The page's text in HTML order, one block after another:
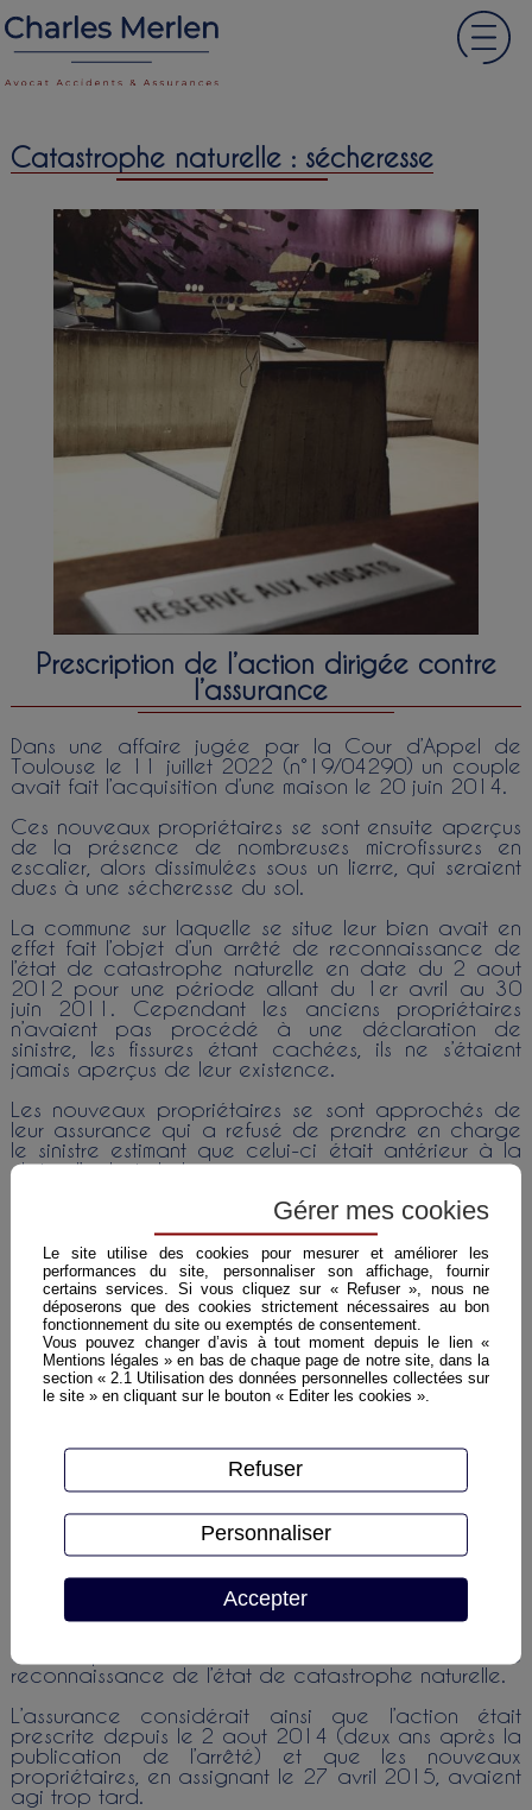
Catastrophe naturelle : sécheresse
Prescription de l’action dirigée contre
l’assurance
Dans une affaire jugée par la Cour d’Appel de
Toulouse le 11 juillet 2022 (n°19/04290) un couple
avait fait l’acquisition d’une maison le 20 juin 2014.
Ces nouveaux propriétaires se sont ensuite aperçus
de la présence de nombreuses microfissures en
escalier, alors dissimulées sous un lierre, qui seraient
dues à une sécheresse du sol.
La commune sur laquelle se situe leur bien avait en
effet fait l’objet d’un arrêté de reconnaissance de
l’état de catastrophe naturelle en date du 2 aout
2012 pour une période allant du 1er avril au 30
juin 2011. Cependant les anciens propriétaires
n’avaient pas procédé à une déclaration de
sinistre, les fissures étant cachées, ils ne s’étaient
jamais aperçus de leur existence.
Les nouveaux propriétaires se sont approchés de
leur assurance qui a refusé de prendre en charge
le sinistre estimant que celui-ci était antérieur à la
date d’achat de la maison.
Ils se sont alors tournés vers les vendeurs ainsi que
vers l’assurance qui garantissait le bien à l’époque
de la catastrophe naturelle. Ils les ont ensuite
assignés devant le Tribunal le 27 avril 2015
sollicitant leur condamnation à prendre en charge
la reprise des fissures.
Il convient de rappeler que l’action dirigée contre
une assurance est inscrite dans un délai assez court
de deux ans (Articles L.114-1 et L114-2 du Code
des assurances). Cela signifie qu’une personne
contre une assurance.
Il convenait de s’interroger ici sur le point de départ
du délai de prescription. En somme à partir de
quelle date calcule-t-on le délai de deux ans au
cours duquel il est possible d’agir contre une
assurance ?
L’assurance des anciens propriétaires prétendait
de la publication de l’arrêté interministériel de
reconnaissance de l’état de catastrophe naturelle.
L’assurance considérait ainsi que l’action était
prescrite depuis le 2 aout 2014 (deux ans après la
publication de l’arrêté) et que les nouveaux
propriétaires, en assignant le 27 avril 2015, avaient
agi trop tard.
Gérer mes cookies
Le site utilise des cookies pour mesurer et améliorer les
performances du site, personnaliser son affichage, fournir
certains services. Si vous cliquez sur « Refuser », nous ne
déposerons que des cookies strictement nécessaires au bon
fonctionnement du site ou exemptés de consentement.
Vous pouvez changer d’avis à tout moment depuis le lien «
Mentions légales » en bas de chaque page de notre site, dans la
section « 2.1 Utilisation des données personnelles collectées sur
le site » en cliquant sur le bouton « Editer les cookies ».
Accepter
Refuser
Personnaliser